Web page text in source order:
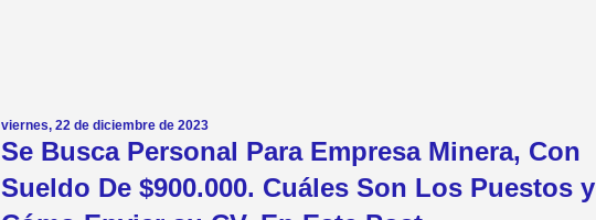
viernes, 22 de diciembre de 2023
Se Busca Personal Para Empresa Minera, Con
Sueldo De $900.000. Cuáles Son Los Puestos y